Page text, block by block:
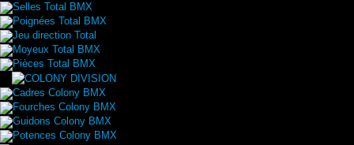
Selles Total BMX
Poignées Total BMX
Jeu direction Total
Moyeux Total BMX
Pièces Total BMX
Cadres Colony BMX
Fourches Colony BMX
Guidons Colony BMX
Potences Colony BMX